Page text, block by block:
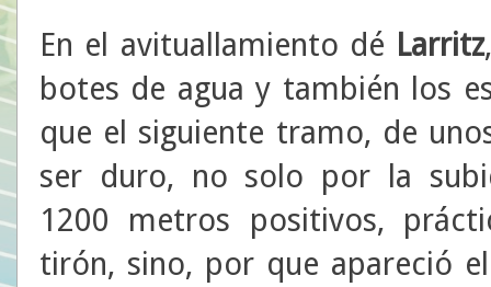
En el avituallamiento dé Larritz
botes de agua y también los
que el siguiente tramo, de
ser duro, no solo por la
1200 metros positivos,
tirón, sino, por que apareció